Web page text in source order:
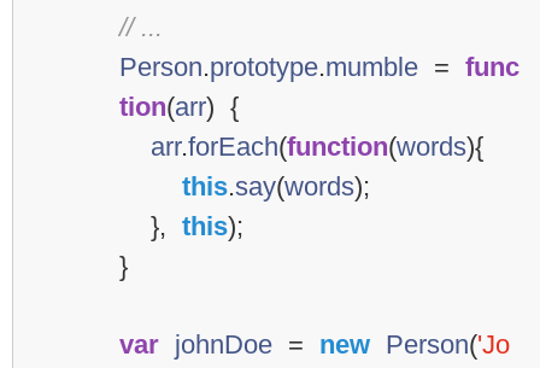
// ...
Person.prototype.mumble = func
tion(arr) {
arr.forEach(function(words){
this.say(words);
}, this);
}
var johnDoe = new Person('Jo